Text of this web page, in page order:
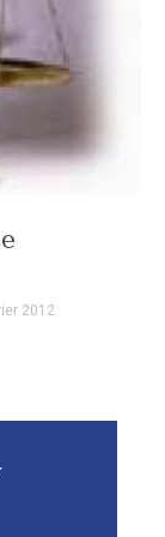
2012